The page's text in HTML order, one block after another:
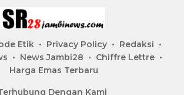
Etik Privacy Policy
Redaksi
News Jambi28
Chiffre Lettre
Harga Emas Terbaru
Dengan Kami